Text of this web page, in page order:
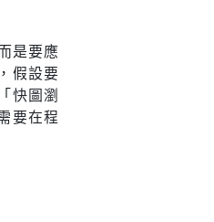
是要應
假設要
快圖瀏
要在程